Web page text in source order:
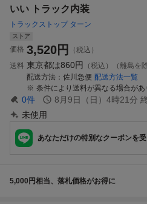
いい トラック内装
トラックストップ ターン
ストア
価格 3,520円
（税込）
送料 東京都は860円
（税込）（離島を
配送方法
佐川急便 配送方法一覧
条件により送料が異なる場合があ
0件 8月9日（日）4時21分
未使用
あなただけの特別なクーポンを
5,000円相当、落札価格がお得に